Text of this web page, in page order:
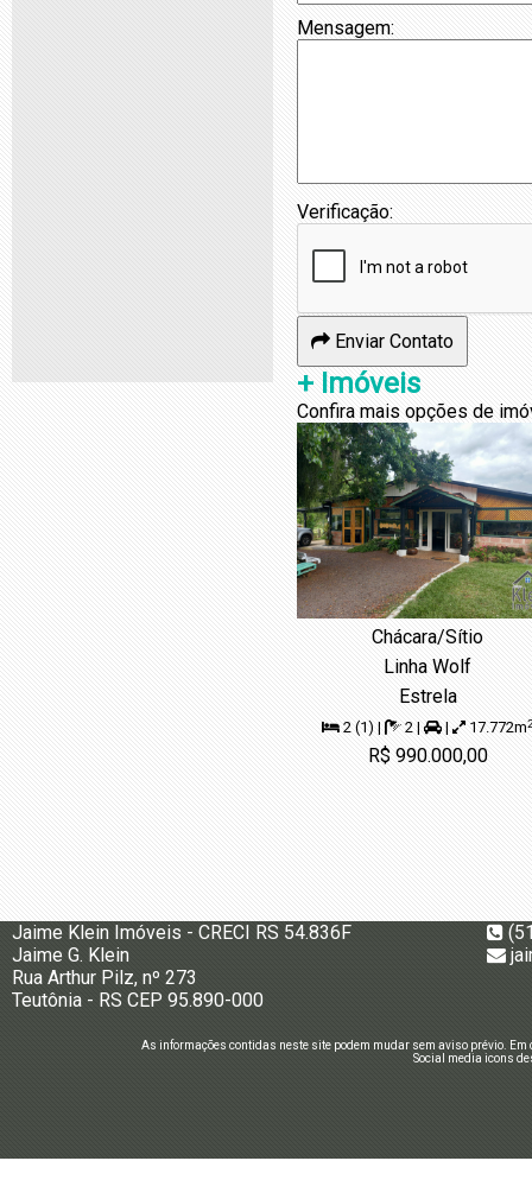
Mensagem:
Verificação:
Enviar Contato
+ Imóveis
Confira mais opções de
Chácara/Sítio
Linha Wolf
Estrela
2 (1) | 2 | | 17.772m2
R$ 990.000,00
Jaime Klein Imóveis - CRECI RS 54.836F
Jaime G. Klein
Rua Arthur Pilz, nº 273
Teutônia - RS CEP 95.890-000
As informações contidas neste site podem mudar sem aviso prévio.
Social media icons